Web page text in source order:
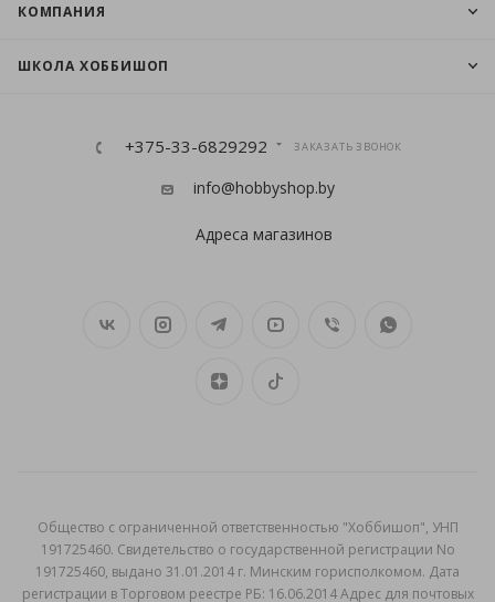
КОМПАНИЯ
ШКОЛА ХОББИШОП
+375-33-6829292 ЗАКАЗАТЬ ЗВОНОК
info@hobbyshop.by
Адреса магазинов
Общеcтво с ограниченной ответственностью "Хоббишоп", УНП
191725460. Свидетельство о государственной регистрации No
191725460, выдано 31.01.2014 г. Минским горисполкомом. Дата
регистрации в Торговом реестре РБ: 16.06.2014 Адрес для почтовых